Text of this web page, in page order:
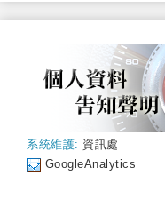
系統維護: 資訊處
GoogleAnalytics